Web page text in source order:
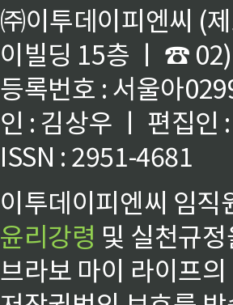
㈜이투데이피엔씨 (
이빌딩 15층 ㅣ ☎
등록번호 : 서울아
인 : 김상우 ㅣ 편집인
ISSN : 2951-4681
이투데이피엔씨 임
윤리강령 및 실천규
브라보 마이 라이프